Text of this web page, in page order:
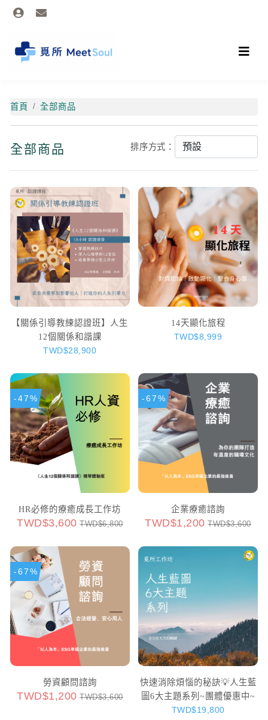
首頁 全部商品
全部商品 排序方式：
【關係引導教練認證班】人生
12個關係和諧課
TWD$28,900
14天顯化旅程
TWD$8,999
-47%
HR必修的療癒成長工作坊
TWD$3,600 TWD$6,800
-67%
企業療癒諮詢
TWD$1,200 TWD$3,600
-67%
勞資顧問諮詢
TWD$1,200 TWD$3,600
快速消除煩惱的秘訣💡人生藍
圖6大主題系列~團體優惠中~
TWD$19,800